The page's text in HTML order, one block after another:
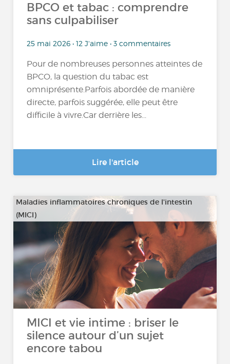
BPCO et tabac : comprendre
sans culpabiliser
25 mai 2026 • 12 J'aime • 3 commentaires
Pour de nombreuses personnes atteintes de
BPCO, la question du tabac est
omniprésente.Parfois abordée de manière
directe, parfois suggérée, elle peut être
difficile à vivre.Car derrière les...
Lire l'article
Maladies inflammatoires chroniques de l'intestin
(MICI)
MICI et vie intime : briser le
silence autour d’un sujet
encore tabou